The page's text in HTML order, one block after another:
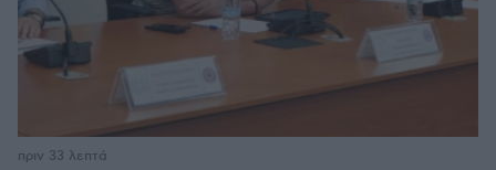
πριν 33 λεπτά